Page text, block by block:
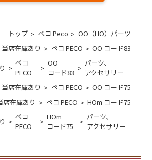
トップ ペコ Peco
OO（HO）パーツ
当店在庫あり ペコ PECO OO コード83
ペコ
PECO
OO
コード83
パーツ、
アクセサリー
当店在庫あり ペコ PECO
OO コード75
店在庫あり ペコ PECO HOm コード75
ペコ
PECO
HOm
コード75
パーツ、
アクセサリー